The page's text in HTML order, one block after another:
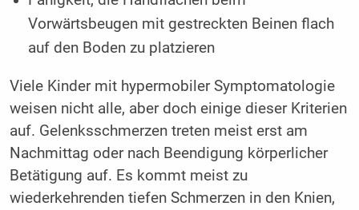
Vorwärtsbeugen mit gestreckten Beinen flach
auf den Boden zu platzieren
Viele Kinder mit hypermobiler Symptomatologie
weisen nicht alle, aber doch einige dieser Kriterien
auf. Gelenksschmerzen treten meist erst am
Nachmittag oder nach Beendigung körperlicher
Betätigung auf. Es kommt meist zu
wiederkehrenden tiefen Schmerzen in den Knien,